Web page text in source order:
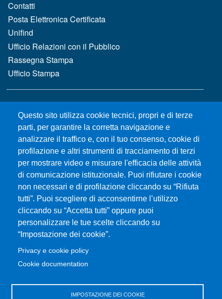
Questo sito utilizza cookie tecnici, propri e di terze
parti, per garantire la corretta navigazione e
analizzare il traffico e, con il tuo consenso, cookie di
profilazione e altri strumenti di tracciamento di terzi
per mostrare video e misurare l'efficacia delle attività
di comunicazione istituzionale. Puoi rifiutare i cookie
non necessari e di profilazione cliccando su “Rifiuta
tutti”. Puoi scegliere di acconsentirne l’utilizzo
cliccando su “Accetta tutti” oppure puoi
personalizzare le tue scelte cliccando su
“Impostazione dei cookie”.
Privacy e cookie policy
Cookie documentation
IMPOSTAZIONE DEI COOKIE
Contatti
Posta Elettronica Certificata
Unifind
Ufficio Relazioni con il Pubblico
Rassegna Stampa
Ufficio Stampa
MENÙ FOOTER 2
Bandi e concorsi
Gare d'appalto
Albo online
CIAM - Servizi Informatici
Brand Identity
Elenco siti tematici
Servizi per Disabilità e DSA
Sostieni Unime
Performance - trasparenza
Amministrazione trasparente
Note Legali
Atti di notifica